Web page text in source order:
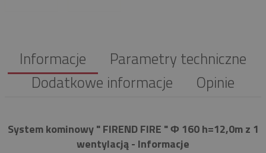
Informacje
Parametry techniczne
Dodatkowe informacje
Opinie
System kominowy " FIREND FIRE " Φ 160 h=12,0m z 1
wentylacją - Informacje